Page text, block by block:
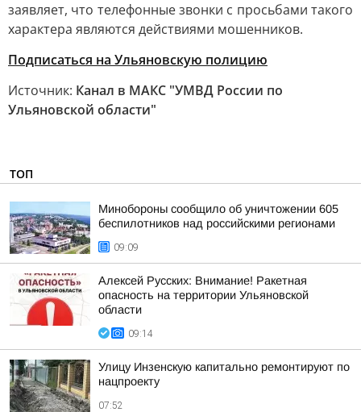
заявляет, что телефонные звонки с просьбами такого
характера являются действиями мошенников.
Подписаться на Ульяновскую полицию
Источник: Канал в МАКС "УМВД России по
Ульяновской области"
ТОП
Минобороны сообщило об уничтожении 605
беспилотников над российскими регионами
09:09
Алексей Русских: Внимание! Ракетная
опасность на территории Ульяновской
области
09:14
Улицу Инзенскую капитально ремонтируют по
нацпроекту
07:52